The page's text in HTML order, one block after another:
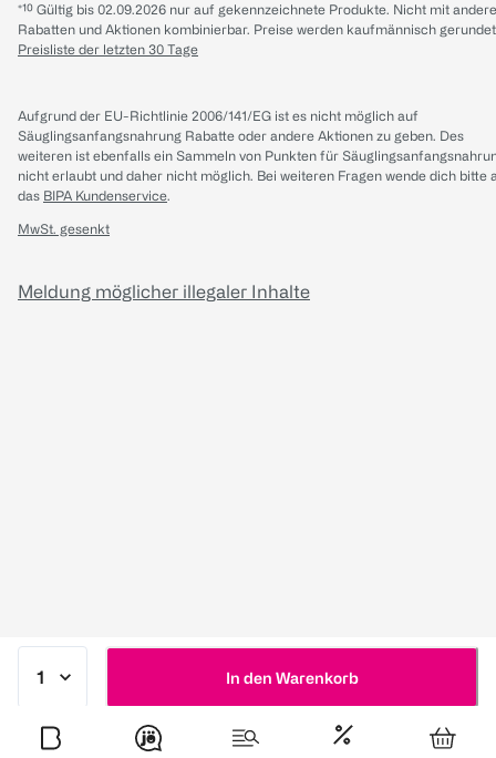
In den Warenkorb
*¹⁰ Gültig bis 02.09.2026 nur auf gekennzeichnete Produkte. Nicht mit
Rabatten und Aktionen kombinierbar. Preise werden kaufmännisch
Preisliste der letzten 30 Tage
Aufgrund der EU-Richtlinie 2006/141/EG ist es nicht möglich auf
Säuglingsanfangsnahrung Rabatte oder andere Aktionen zu geben. Des
weiteren ist ebenfalls ein Sammeln von Punkten für
nicht erlaubt und daher nicht möglich. Bei weiteren Fragen wende dich bitte
das BIPA Kundenservice.
MwSt. gesenkt
Meldung möglicher illegaler Inhalte